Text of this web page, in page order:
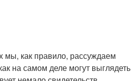
как правило, рассуждаем
на самом деле могут выглядеть